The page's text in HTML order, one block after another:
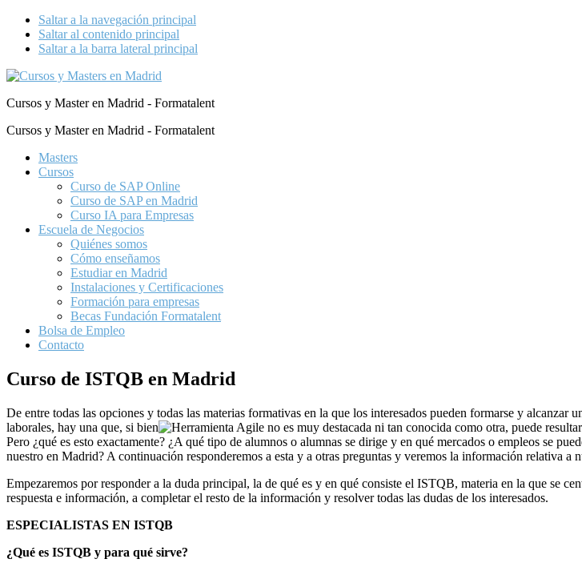
Saltar a la navegación principal
Saltar al contenido principal
Saltar a la barra lateral principal
Cursos y Master en Madrid - Formatalent
Cursos y Master en Madrid - Formatalent
Masters
Cursos
Curso de SAP Online
Curso de SAP en Madrid
Curso IA para Empresas
Escuela de Negocios
Quiénes somos
Cómo enseñamos
Estudiar en Madrid
Instalaciones y Certificaciones
Formación para empresas
Becas Fundación Formatalent
Bolsa de Empleo
Contacto
Curso de ISTQB en Madrid
De entre todas las opciones y todas las materias formativas en la que los interesados pueden formarse y
laborales, hay una que, si bien
no es muy destacada ni tan conocida como otra, puede
Pero ¿qué es esto exactamente? ¿A qué tipo de alumnos o alumnas se dirige y en qué mercados o empleos se
nuestro en Madrid? A continuación responderemos a esta y a otras preguntas y veremos la información relativa a
Empezaremos por responder a la duda principal, la de qué es y en qué consiste el ISTQB, materia en la que se
respuesta e información, a completar el resto de la información y resolver todas las dudas de los interesados.
ESPECIALISTAS EN ISTQB
¿Qué es ISTQB y para qué sirve?